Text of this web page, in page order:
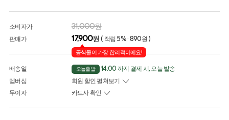
소비자가 31,000원
판매가 17,900원 ( 적립 5% · 890원 )
공식몰이 가장 합리적이에요!
배송일 오늘출발
14:00 까지 결제 시, 오늘 발송
멤버십
회원 할인 펼쳐보기
무이자
카드사 확인